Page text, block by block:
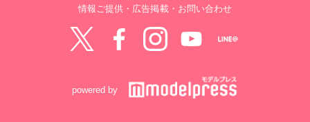
情報ご提供・広告掲載・お問い合わせ
powered by